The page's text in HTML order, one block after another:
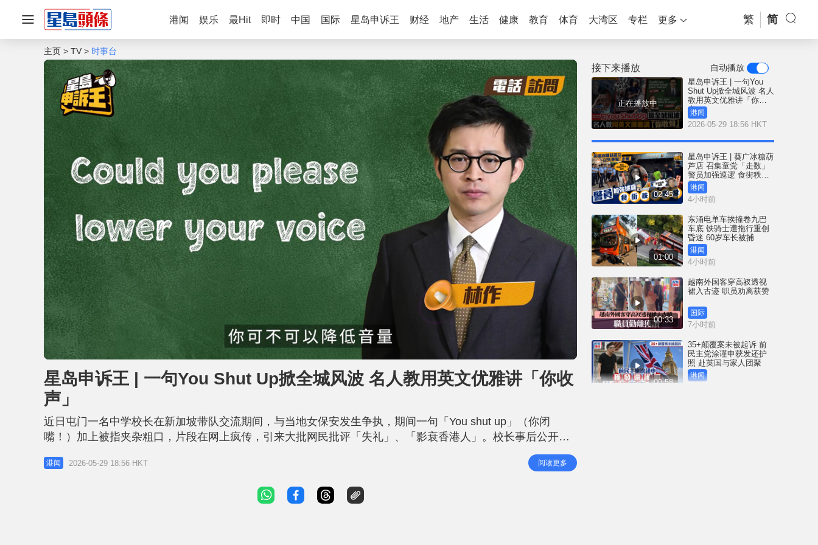
港闻 娱乐 最Hit 即时 中国 国际 星岛申诉王 财经 地产 生活 健康 教育 体育 大湾区 专栏 更多 繁 简
主页 TV 时事台
U
n
u
t
e
o
4
%
星岛申诉王 | 一句You Shut Up掀全城风波 名人教用英文优雅讲「你收
声」
近日屯门一名中学校长在新加坡带队交流期间，与当地女保安发生争执，期间一句「You shut up」（你闭
嘴！）加上被指夹杂粗口，片段在网上疯传，引来大批网民批评「失礼」、「影衰香港人」。校长事后公开道
歉并请辞，但事件仍然引发社会对「Shut up」一词引发热烈讨论。 到底「Shut up」有多无礼？在英语文化
中，叫人不要吵，又有什么更得体、更文雅的字句？《星岛申诉王》请来曾在英国留学多年、曾任大律
港闻 2026-05-29 18:56 HKT 阅读更多
接下来播放 自动播放
正在播放中
星岛申诉王 | 一句You
Shut Up掀全城风波 名人
教用英文优雅讲「你收
声」
港闻
2026-05-29 18:56 HKT
02:45
星岛申诉王 | 葵广冰糖葫
芦店 召集童党「走数」
警员加强巡逻 食街秩序
复常
港闻
4小时前
01:00
东涌电单车挨撞卷九巴
车底 铁骑士遭拖行重创
昏迷 60岁车长被捕
港闻
4小时前
00:33
越南外国客穿高衩透视
裙入古迹 职员劝离获赞
国际
7小时前
00:58
35+颠覆案未被起诉 前
民主党涂谨申获发还护
照 赴英国与家人团聚
港闻